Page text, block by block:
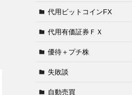
代用ビットコインFX
代用有価証券ＦＸ
優待＋プチ株
失敗談
自動売買